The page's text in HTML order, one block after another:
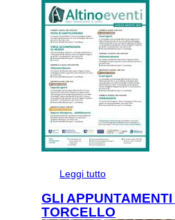
Leggi tutto
GLI
TORCELLO